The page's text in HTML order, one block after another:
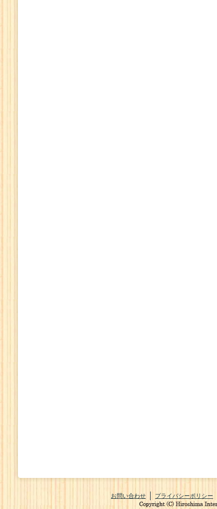
お問い合わせ プライバシーポリシー